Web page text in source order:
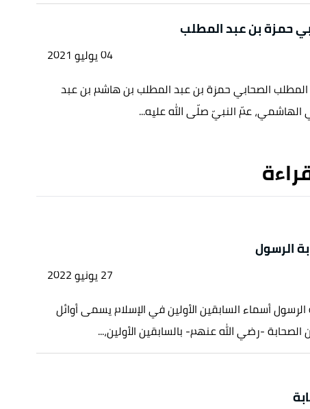
حمزة بن عبد المطلب
04 يوليو 2021
الصحابي حمزة بن عبد المطلب بن هاشم بن عبد
عمّ النبيّ صلّى الله عليه...
الرسول
27 يونيو 2022
أسماء السابقين الأولين في الإسلام يسمى أوائل
-رضي الله عنهم- بالسابقين الأولين،...